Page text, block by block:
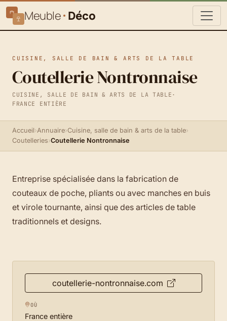
Meuble Déco
CUISINE, SALLE DE BAIN & ARTS DE LA TABLE
Coutellerie Nontronnaise
CUISINE, SALLE DE BAIN & ARTS DE LA TABLE ·
FRANCE ENTIÈRE
Accueil›Annuaire›Cuisine, salle de bain & arts de la table›
Coutelleries›Coutellerie Nontronnaise
Entreprise spécialisée dans la fabrication de
couteaux de poche, pliants ou avec manches en buis
et virole tournante, ainsi que des articles de table
traditionnels et designs.
coutellerie-nontronnaise.com
OÙ
France entière